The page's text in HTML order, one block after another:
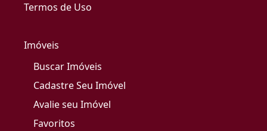
Termos de Uso
Imóveis
Buscar Imóveis
Cadastre Seu Imóvel
Avalie seu Imóvel
Favoritos